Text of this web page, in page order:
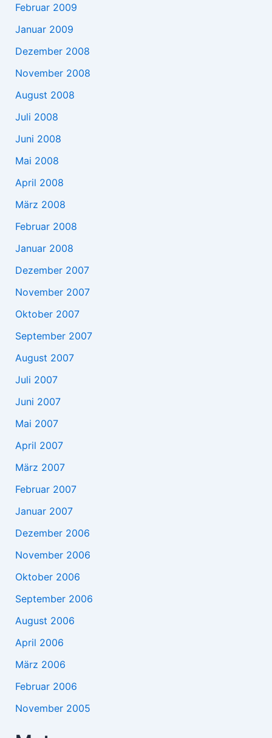
Februar 2009
Januar 2009
Dezember 2008
November 2008
August 2008
Juli 2008
Juni 2008
Mai 2008
April 2008
März 2008
Februar 2008
Januar 2008
Dezember 2007
November 2007
Oktober 2007
September 2007
August 2007
Juli 2007
Juni 2007
Mai 2007
April 2007
März 2007
Februar 2007
Januar 2007
Dezember 2006
November 2006
Oktober 2006
September 2006
August 2006
April 2006
März 2006
Februar 2006
November 2005